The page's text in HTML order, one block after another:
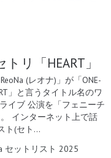
リ「HEART」
(レオナ)」が「ONE-
」と言うタイトル名のワ
イブ 公演を「フェニーチ
インターネット上で話
ト(セト…
セットリスト 2025